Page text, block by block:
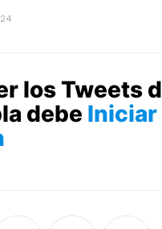
los Tweets
debe Iniciar